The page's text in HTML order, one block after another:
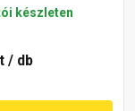
készleten
/ db